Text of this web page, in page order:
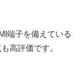
端子を備えている
高評価です。